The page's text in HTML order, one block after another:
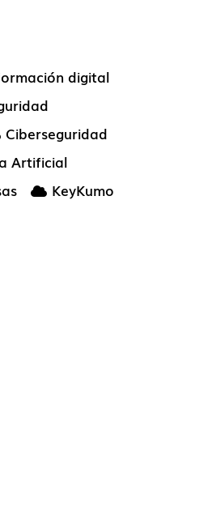
digital
Ciberseguridad
Artificial
KeyKumo